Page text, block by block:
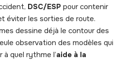
DSC/ESP pour contenir
éviter les sorties de route.
dessine déjà le contour des
observation des modèles qui
quel rythme l’aide à la